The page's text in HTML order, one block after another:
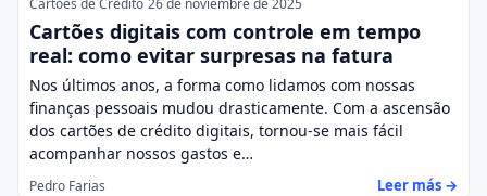
Cartões de Crédito 26 de noviembre de 2025
Cartões digitais com controle em tempo
real: como evitar surpresas na fatura
Nos últimos anos, a forma como lidamos com nossas
finanças pessoais mudou drasticamente. Com a ascensão
dos cartões de crédito digitais, tornou-se mais fácil
acompanhar nossos gastos e…
Pedro Farias Leer más →